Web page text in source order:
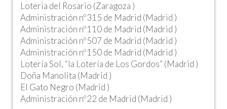
Loteria del Rosario (Zaragoza )
Administración nº315 de Madrid (Madrid )
Administración nº110 de Madrid (Madrid )
Administración nº507 de Madrid (Madrid )
Administración nº150 de Madrid (Madrid )
Lotería Sol, “la Lotería de Los Gordos” (Madrid )
Doña Manolita (Madrid )
El Gato Negro (Madrid )
Administración nº22 de Madrid (Madrid )